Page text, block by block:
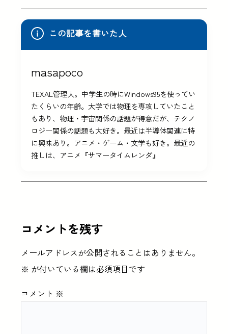
この記事を書いた人
masapoco
TEXAL管理人。中学生の時にWindows95を使ってい
たくらいの年齢。大学では物理を専攻していたこと
もあり、物理・宇宙関係の話題が得意だが、テクノ
ロジー関係の話題も大好き。最近は半導体関連に特
に興味あり。アニメ・ゲーム・文学も好き。最近の
推しは、アニメ『サマータイムレンダ』
コメントを残す
メールアドレスが公開されることはありません。
※ が付いている欄は必須項目です
コメント ※